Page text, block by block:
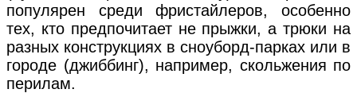
популярен среди фристайлеров, особенно
тех, кто предпочитает не прыжки, а трюки на
разных конструкциях в сноуборд-парках или в
городе (джиббинг), например, скольжения по
перилам.